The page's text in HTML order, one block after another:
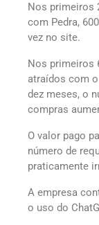
Nos primeiros
com Pedra,
vez no site.
Nos primeiros
atraídos com
dez meses, o
compras
O valor pago
número de
praticamente
A empresa
o uso do